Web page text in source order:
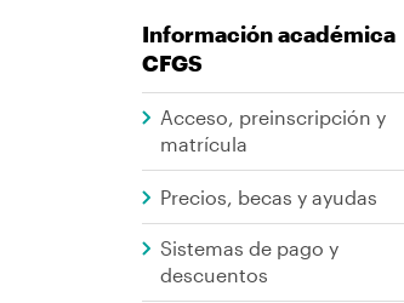
Información académica
CFGS
Acceso, preinscripción y
matrícula
Precios, becas y ayudas
Sistemas de pago y
descuentos